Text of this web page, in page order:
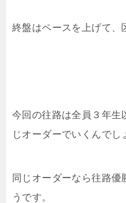
終盤はペースを上げて、
今回の往路は全員３年生
じオーダーでいくんでし
同じオーダーなら往路優
うです。